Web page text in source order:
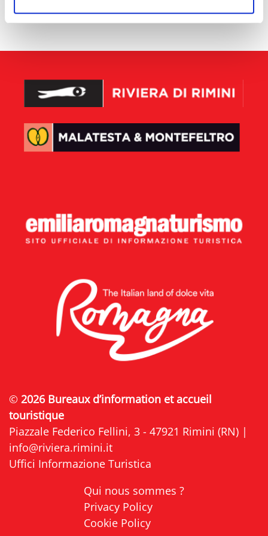
aucun résultat disponible
© 2026 Bureaux d’information et accueil
touristique
Piazzale Federico Fellini, 3 - 47921 Rimini (RN) |
info@riviera.rimini.it
Uffici Informazione Turistica
Qui nous sommes ?
Privacy Policy
Cookie Policy